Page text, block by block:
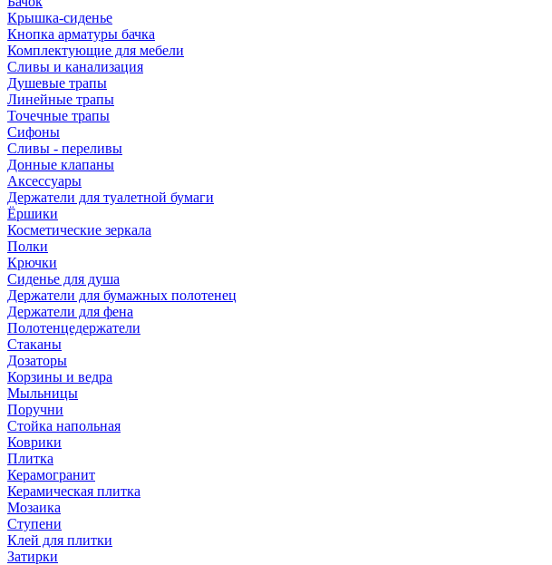
Крышка-сиденье
Кнопка арматуры бачка
Комплектующие для мебели
Сливы и канализация
Душевые трапы
Линейные трапы
Точечные трапы
Сифоны
Сливы - переливы
Донные клапаны
Аксессуары
Держатели для туалетной бумаги
Ёршики
Косметические зеркала
Полки
Крючки
Сиденье для душа
Держатели для бумажных полотенец
Держатели для фена
Полотенцедержатели
Стаканы
Дозаторы
Корзины и ведра
Мыльницы
Поручни
Стойка напольная
Коврики
Плитка
Керамогранит
Керамическая плитка
Мозаика
Ступени
Клей для плитки
Затирки